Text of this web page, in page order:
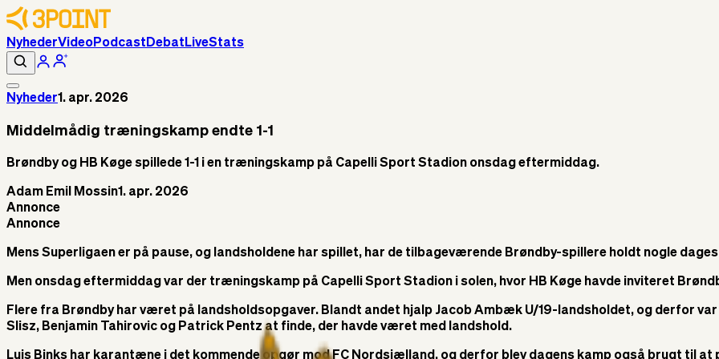
NyhederVideoPodcast Debat LiveStats
Nyheder1. apr. 2026
Middelmådig træningskamp endte 1-1
Brøndby og HB Køge spillede 1-1 i en træningskamp på Capelli Sport Stadion onsdag eftermiddag.
Adam Emil Mossin1. apr. 2026
Annonce
Annonce
Mens Superligaen er på pause, og landsholdene har spillet, har de tilbageværende Brøndby-spillere holdt nogle
Men onsdag eftermiddag var der træningskamp på Capelli Sport Stadion i solen, hvor HB Køge havde inviteret
Flere fra Brøndby har været på landsholdsopgaver. Blandt andet hjalp Jacob Ambæk U/19-landsholdet, og derfor
Slisz, Benjamin Tahirovic og Patrick Pentz at finde, der havde været med landshold.
Luis Binks har karantæne i det kommende opgør mod FC Nordsjælland, og derfor blev dagens kamp også brugt til